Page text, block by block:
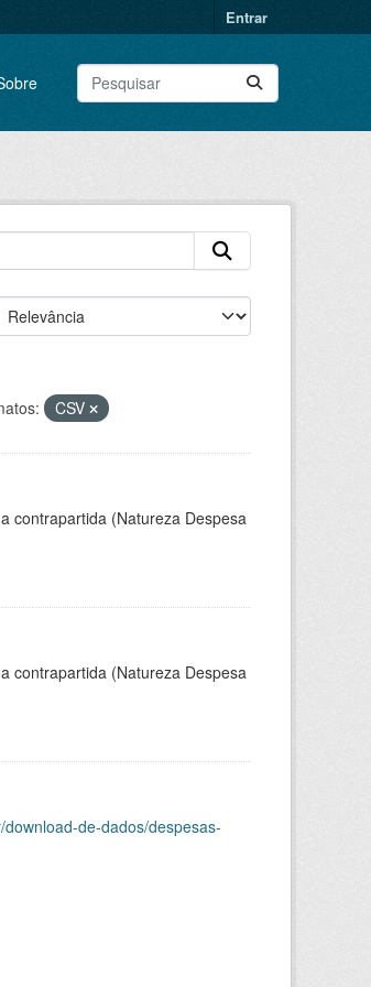
Entrar
CSV
contrapartida (Natureza Despesa
contrapartida (Natureza Despesa
de-dados/despesas-